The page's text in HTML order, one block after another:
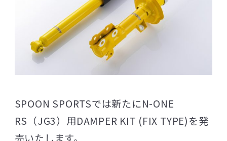
SPOON SPORTSでは新たにN-ONE
RS（JG3）用DAMPER KIT (FIX TYPE)を発
売いたします。